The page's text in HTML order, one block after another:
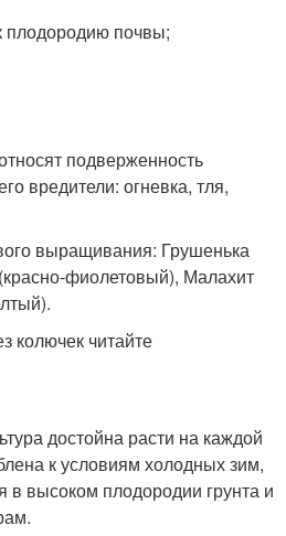
плодородию почвы;
подверженность
вредители: огневка, тля,
выращивания: Грушенька
фиолетовый), Малахит
колючек читайте
достойна расти на каждой
к условиям холодных зим,
в высоком плодородии грунта и